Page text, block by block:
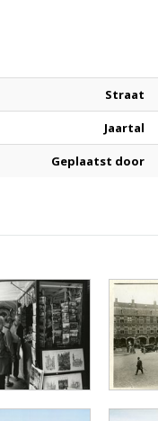
Straat
Jaartal
Geplaatst door